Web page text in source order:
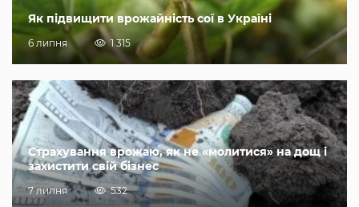
Як підвищити врожайність сої в Україні
6 липня 1 315
Страхування врожаю, як не «молитися» на дощ і
захистити свій бізнес
7 липня 532